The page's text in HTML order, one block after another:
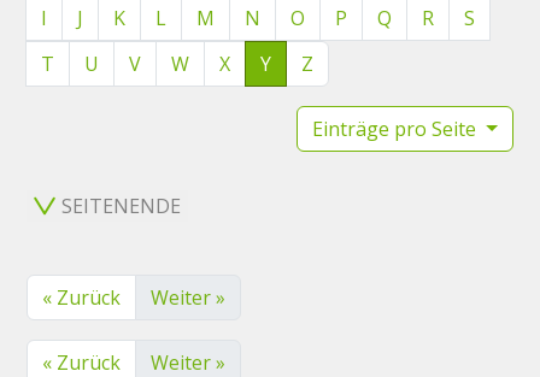
I
J K L M N O P Q R
S
T
U V W X Y Z
Einträge pro Seite
SEITENENDE
« Zurück Weiter »
« Zurück Weiter »